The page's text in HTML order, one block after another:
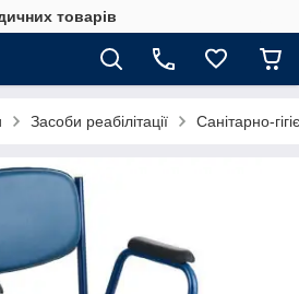
товарів
Засоби реабілітації Санітарно-